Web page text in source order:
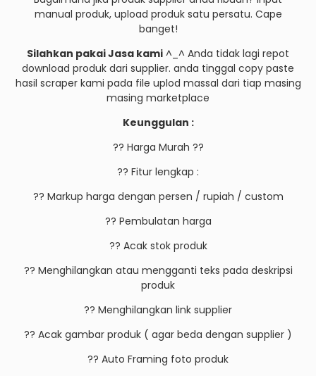
manual produk, upload produk satu persatu. Cape
banget!
Silahkan pakai Jasa kami ^_^ Anda tidak lagi repot
download produk dari supplier. anda tinggal copy paste
hasil scraper kami pada file uplod massal dari tiap masing
masing marketplace
Keunggulan :
?? Harga Murah ??
?? Fitur lengkap :
?? Markup harga dengan persen / rupiah / custom
?? Pembulatan harga
?? Acak stok produk
?? Menghilangkan atau mengganti teks pada deskripsi
produk
?? Menghilangkan link supplier
?? Acak gambar produk ( agar beda dengan supplier )
?? Auto Framing foto produk